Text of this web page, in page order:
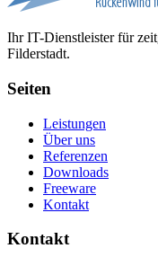
Ihr IT-Dienstleister für
Filderstadt.
Seiten
Leistungen
Über uns
Referenzen
Downloads
Freeware
Kontakt
Kontakt